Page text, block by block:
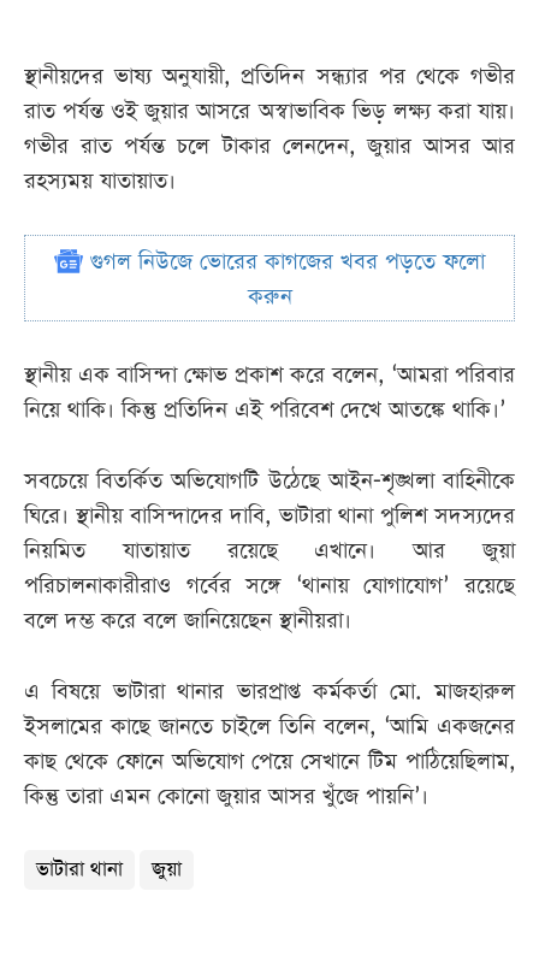
স্থানীয়দের ভাষ্য অনুযায়ী, প্রতিদিন সন্ধ্যার পর থেকে গভীর
রাত পর্যন্ত ওই জুয়ার আসরে অস্বাভাবিক ভিড় লক্ষ্য করা যায়।
গভীর রাত পর্যন্ত চলে টাকার লেনদেন, জুয়ার আসর আর
রহস্যময় যাতায়াত।
গুগল নিউজে ভোরের কাগজের খবর পড়তে ফলো
করুন
স্থানীয় এক বাসিন্দা ক্ষোভ প্রকাশ করে বলেন, ‘আমরা পরিবার
নিয়ে থাকি। কিন্তু প্রতিদিন এই পরিবেশ দেখে আতঙ্কে থাকি।’
সবচেয়ে বিতর্কিত অভিযোগটি উঠেছে আইন-শৃঙ্খলা বাহিনীকে
ঘিরে। স্থানীয় বাসিন্দাদের দাবি, ভাটারা থানা পুলিশ সদস্যদের
নিয়মিত যাতায়াত রয়েছে এখানে। আর জুয়া
পরিচালনাকারীরাও গর্বের সঙ্গে ‘থানায় যোগাযোগ’ রয়েছে
বলে দম্ভ করে বলে জানিয়েছেন স্থানীয়রা।
এ বিষয়ে ভাটারা থানার ভারপ্রাপ্ত কর্মকর্তা মো. মাজহারুল
ইসলামের কাছে জানতে চাইলে তিনি বলেন, ‘আমি একজনের
কাছ থেকে ফোনে অভিযোগ পেয়ে সেখানে টিম পাঠিয়েছিলাম,
কিন্তু তারা এমন কোনো জুয়ার আসর খুঁজে পায়নি’।
ভাটারা থানা জুয়া